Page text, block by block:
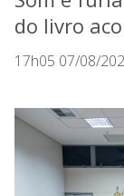
do livro
17h05 07/08/